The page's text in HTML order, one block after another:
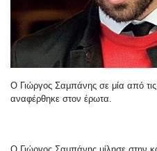
Ο Γιώργος Σαμπάνης σε μία από τις
αναφέρθηκε στον έρωτα.